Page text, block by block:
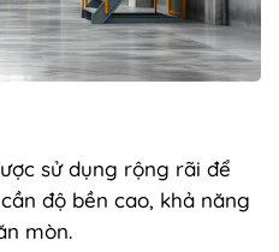
sử dụng rộng rãi để
độ bền cao, khả năng
mòn.